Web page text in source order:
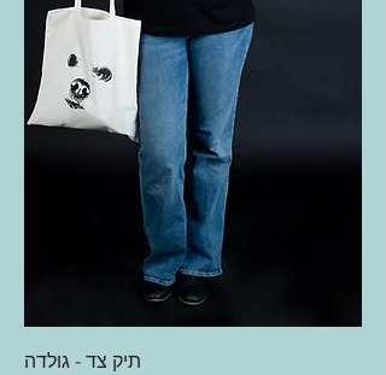
תיק צד - גולדה